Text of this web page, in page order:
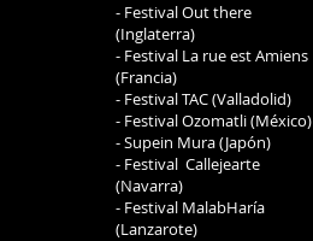
- Festival Out there
(Inglaterra)
- Festival La rue est Amiens
(Francia)
- Festival TAC (Valladolid)
- Festival Ozomatli (México)
- Supein Mura (Japón)
- Festival Callejearte
(Navarra)
- Festival MalabHaría
(Lanzarote)